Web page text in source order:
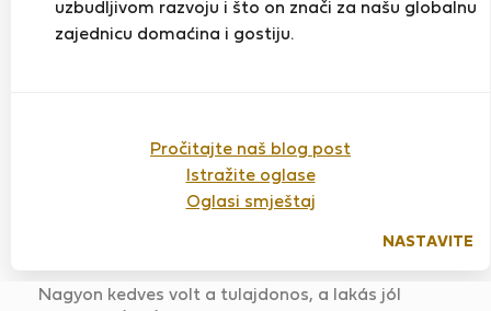
uzbudljivom razvoju i što on znači za našu globalnu
zajednicu domaćina i gostiju.
Pročitajte naš blog post
Istražite oglase
Oglasi smještaj
NASTAVITE
Calm apartment in the heart of
Budapest
Duljina boravka:
Nagyon kedves volt a tulajdonos, a lakás jól